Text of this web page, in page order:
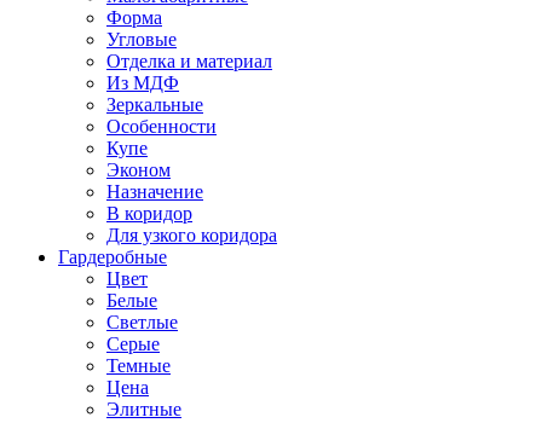
Форма
Угловые
Отделка и материал
Из МДФ
Зеркальные
Особенности
Купе
Эконом
Назначение
В коридор
Для узкого коридора
Гардеробные
Цвет
Белые
Светлые
Серые
Темные
Цена
Элитные